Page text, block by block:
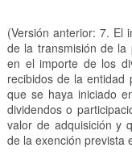
(Versión anterior: 7. El
de la transmisión de la
en el importe de los
recibidos de la entidad
que se haya iniciado
dividendos o
valor de adquisición y
de la exención prevista